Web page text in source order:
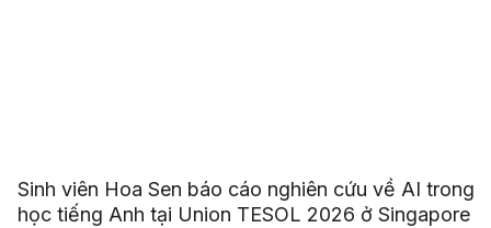
Sinh viên Hoa Sen báo cáo nghiên cứu về AI trong
học tiếng Anh tại Union TESOL 2026 ở Singapore